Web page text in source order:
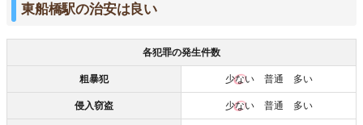
東船橋駅の治安は良い
各犯罪の発生件数
粗暴犯 少ない普通 多い
侵入窃盗 少ない普通 多い